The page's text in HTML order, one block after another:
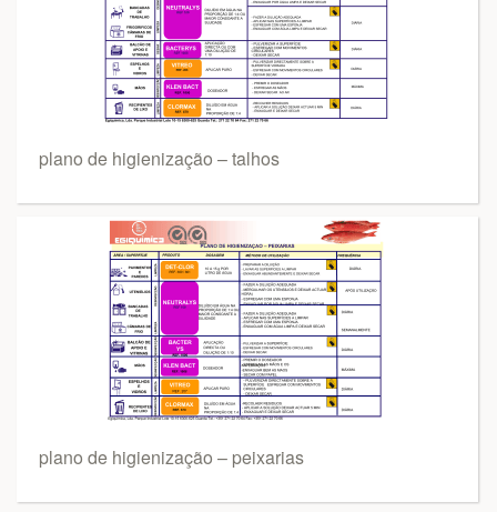
plano de higienização – talhos
plano de higienização – peixarias